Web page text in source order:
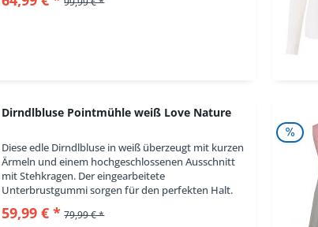
Dirndlbluse Pointmühle weiß Love Nature
Diese edle Dirndlbluse in weiß überzeugt mit kurzen
Ärmeln und einem hochgeschlossenen Ausschnitt
mit Stehkragen. Der eingearbeitete
Unterbrustgummi sorgen für den perfekten Halt.
Die Dirndlbluse von Love Nature wurde aus einer
angenehm...
59,99 € * 79,99 € *